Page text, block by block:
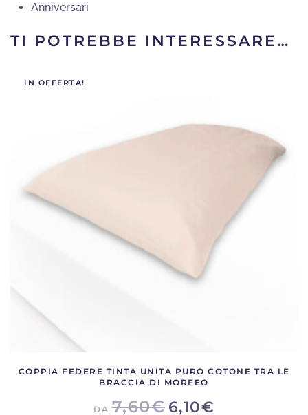
Anniversari
TI POTREBBE INTERESSARE…
IN OFFERTA!
COPPIA FEDERE TINTA UNITA PURO COTONE TRA LE
BRACCIA DI MORFEO
DA7,60€ 6,10€